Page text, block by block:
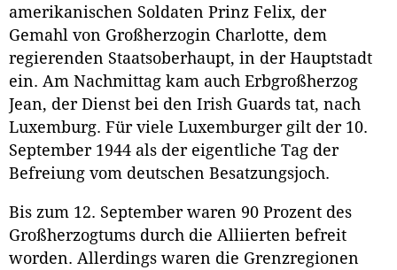
amerikanischen Soldaten Prinz Felix, der
Gemahl von Großherzogin Charlotte, dem
regierenden Staatsoberhaupt, in der Hauptstadt
ein. Am Nachmittag kam auch Erbgroßherzog
Jean, der Dienst bei den Irish Guards tat, nach
Luxemburg. Für viele Luxemburger gilt der 10.
September 1944 als der eigentliche Tag der
Befreiung vom deutschen Besatzungsjoch.
Bis zum 12. September waren 90 Prozent des
Großherzogtums durch die Alliierten befreit
worden. Allerdings waren die Grenzregionen